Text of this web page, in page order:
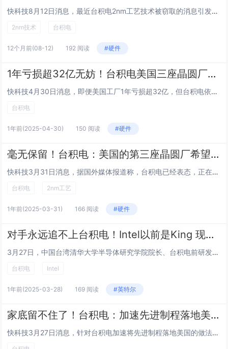
快科技8月12日消息，最近台积电2nm工艺技术被窃取的消息引发热议，涉事的企业之一是日本威力科创TEL（也叫东京电力）。早在事件公布与众之前，日本公司就派高管去台积电负荆请罪，然而台积电拒绝了对方，已将案件提告，开始走法律程序，态度可以说很...
2nm技术 台积电
12个月前(08-12) 192 阅读 #硬件
1年亏损超32亿无妨！台积电美国三座晶圆厂开建：输出更先进工艺
快科技4月30日消息，即便美国工厂1年亏损超32亿，但台积电依然在加快当地工厂的建设。据悉，台积电董事长兼总裁魏哲家在新的声明中表示，台积电计划在美国引入更先进的半导体产能，该公司亚利桑那州的第三座晶圆厂最近破土。台积电公布最新2024年报...
台积电
1年前(2025-04-30) 150 阅读 #硬件
毫无保留！台积电：美国的第三座晶圆厂希望尽快动工 让2nm工艺落地
快科技3月31日消息，据国外媒体报道称，台积电已经表态，正在加快在美国建厂。台积电高级副总裁Peter Cleveland在美国表示，该企业在美子公司TSMC Arizona的第二座先进制程晶圆厂正在建设中，而台积电对第三晶圆厂的态度是希望...
台积电 2nm工艺
1年前(2025-03-31) 166 阅读 #硬件
对手永远追不上台积电！Intel以前是King 现在是Nobody
3月27日，中国台湾清华大学半导体研究学院院长、台积电前研发副总经理的林本坚，鸿海集团半导体策略长、前台积电共同营运长蒋尚义共同出席了施惠《半导体科技一点都不难：有趣实验带你认识生活中的半导体》新书发布会。期间，林本坚和蒋尚义对于台积电追加...
台积电 Intel
1年前(2025-03-28) 169 阅读 #英特尔
家底留不住了！台积电：加速先进制程落地美国
快科技3月27日消息，针对台积电加速将先进制程落地美国的做法，国务院台办发言人陈斌华公开表示，台积电已成为砧板上任人宰割的肥肉。对于这样的做法，之前我国方面回应称，美方步步紧逼掏空台积电，民众担忧台积电变“美积电”，绝不是“杞人忧天”；最后...